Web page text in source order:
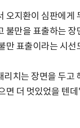
오지환이 심판에게
불만을 표출하는 장
만 표출이라는 시선
리치는 장면을 두고
면 더 멋있었을 텐